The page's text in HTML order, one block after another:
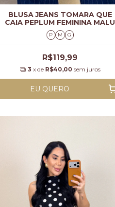
BLUSA JEANS TOMARA QUE
CAIA PEPLUM FEMININA MALU
P M G
R$119,99
3 x de R$40,00 sem juros
EU QUERO